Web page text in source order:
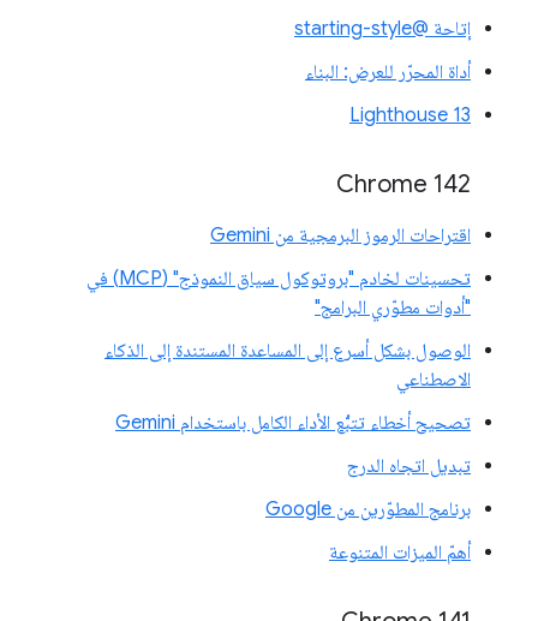
إتاحة @starting-style
أداة المحرّر للعرض: البناء
Lighthouse 13
Chrome 142
اقتراحات الرموز البرمجية من Gemini
تحسينات لخادم "بروتوكول سياق النموذج" (MCP) في
"أدوات مطوّري البرامج"
الوصول بشكل أسرع إلى المساعدة المستندة إلى الذكاء
الاصطناعي
تصحيح أخطاء تتبُّع الأداء الكامل باستخدام Gemini
تبديل اتجاه الدرج
برنامج المطوّرين من Google
أهمّ الميزات المتنوعة